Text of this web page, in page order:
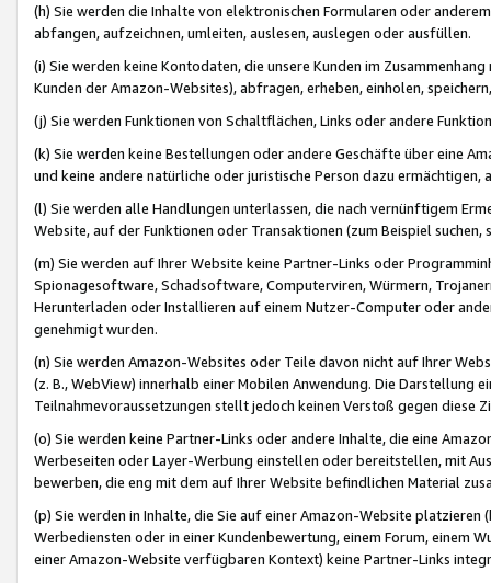
(h) Sie werden die Inhalte von elektronischen Formularen oder
abfangen, aufzeichnen, umleiten, auslesen, auslegen oder ausfüllen.
(i) Sie werden keine Kontodaten, die unsere Kunden im
Kunden der Amazon-Websites), abfragen, erheben, einholen,
(j) Sie werden Funktionen von Schaltflächen, Links oder andere
(k) Sie werden keine Bestellungen oder andere Geschäfte über eine
und keine andere natürliche oder juristische Person dazu
(l) Sie werden alle Handlungen unterlassen, die nach vernünftigem
Website, auf der Funktionen oder Transaktionen (zum Beispiel
(m) Sie werden auf Ihrer Website keine Partner-Links oder
Spionagesoftware, Schadsoftware, Computerviren, Würmern,
Herunterladen oder Installieren auf einem Nutzer-Computer oder
genehmigt wurden.
(n) Sie werden Amazon-Websites oder Teile davon nicht auf Ihrer
(z. B., WebView) innerhalb einer Mobilen Anwendung. Die Darstellung
Teilnahmevoraussetzungen stellt jedoch keinen Verstoß gegen diese
(o) Sie werden keine Partner-Links oder andere Inhalte, die eine
Werbeseiten oder Layer-Werbung einstellen oder bereitstellen, mit
bewerben, die eng mit dem auf Ihrer Website befindlichen Material
(p) Sie werden in Inhalte, die Sie auf einer Amazon-Website
Werbediensten oder in einer Kundenbewertung, einem Forum, einem
einer Amazon-Website verfügbaren Kontext) keine Partner-Links